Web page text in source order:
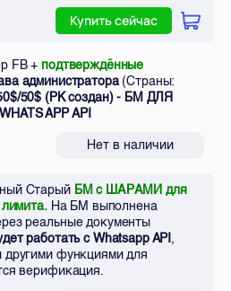
Купить сейчас
FB + подтверждённые
администратора(Страны:
50$ (РК создан) - БМ ДЛЯ
APP API
Нет в наличии
Старый БМ с ШАРАМИ для
На БМ выполнена
реальные документы
работать с Whatsapp API,
функциями для
верификация.